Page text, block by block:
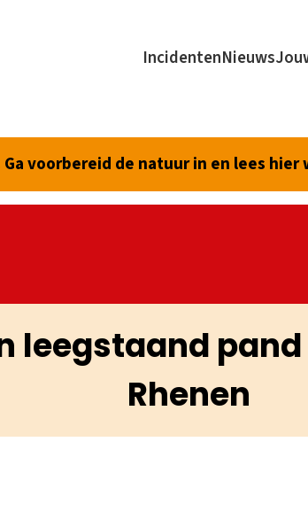
IncidentenNieuws
voorbereid de natuur in en lees
leegstaand
Rhenen